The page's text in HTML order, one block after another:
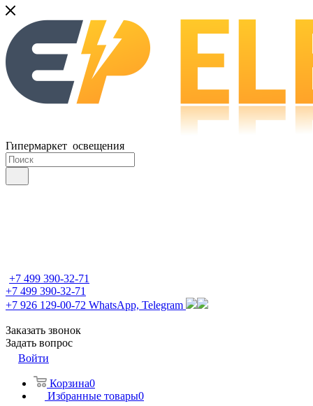
Гипермаркет освещения
+7 499 390-32-71
+7 499 390-32-71
+7 926 129-00-72 WhatsApp, Telegram
Заказать звонок
Задать вопрос
Войти
Корзина0
Избранные товары0